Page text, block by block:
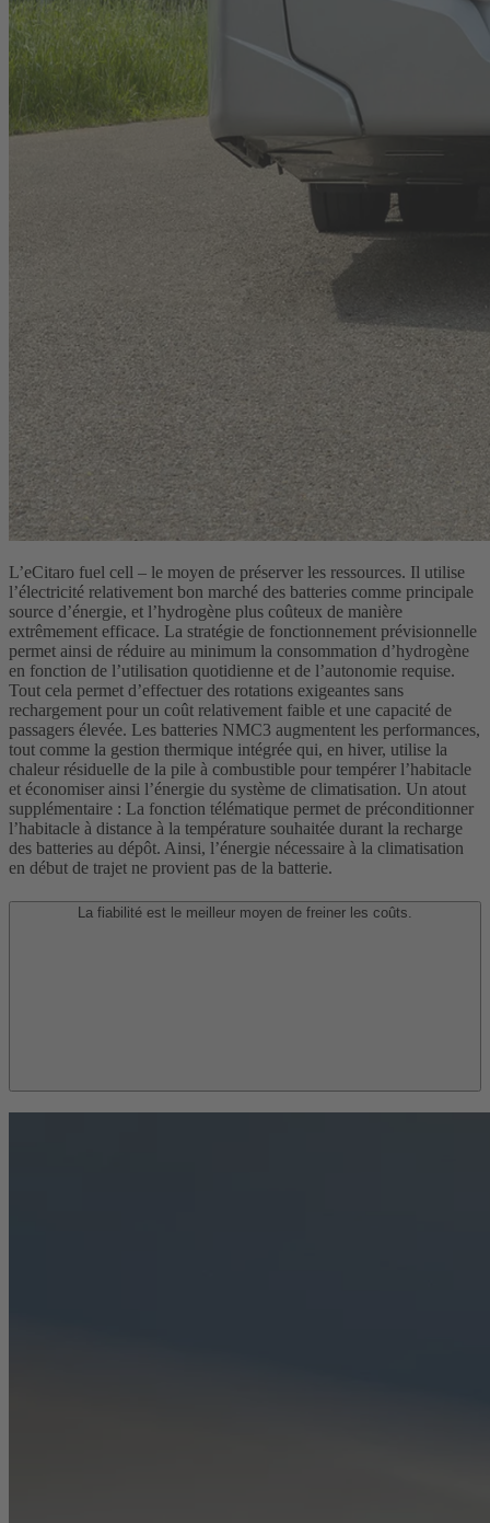
L’eCitaro fuel cell – le moyen de préserver les ressources. Il utilise
l’électricité relativement bon marché des batteries comme principale
source d’énergie, et l’hydrogène plus coûteux de manière
extrêmement efficace. La stratégie de fonctionnement prévisionnelle
permet ainsi de réduire au minimum la consommation d’hydrogène
en fonction de l’utilisation quotidienne et de l’autonomie requise.
Tout cela permet d’effectuer des rotations exigeantes sans
rechargement pour un coût relativement faible et une capacité de
passagers élevée. Les batteries NMC3 augmentent les performances,
tout comme la gestion thermique intégrée qui, en hiver, utilise la
chaleur résiduelle de la pile à combustible pour tempérer l’habitacle
et économiser ainsi l’énergie du système de climatisation. Un atout
supplémentaire : La fonction télématique permet de préconditionner
l’habitacle à distance à la température souhaitée durant la recharge
des batteries au dépôt. Ainsi, l’énergie nécessaire à la climatisation
en début de trajet ne provient pas de la batterie.
La fiabilité est le meilleur moyen de freiner les coûts.